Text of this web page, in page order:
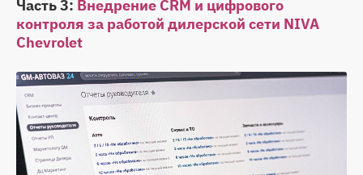
Часть 3: Внедрение CRM и цифрового
контроля за работой дилерской сети NIVA
Chevrolet